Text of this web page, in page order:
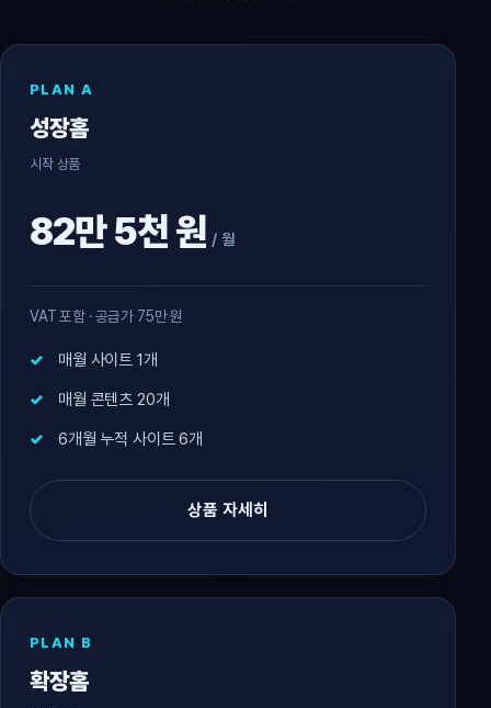
PLAN A
성장홈
시작 상품
82만 5천 원 / 월
VAT 포함 · 공급가 75만 원
매월 사이트 1개
매월 콘텐츠 20개
6개월 누적 사이트 6개
상품 자세히
PLAN B
확장홈